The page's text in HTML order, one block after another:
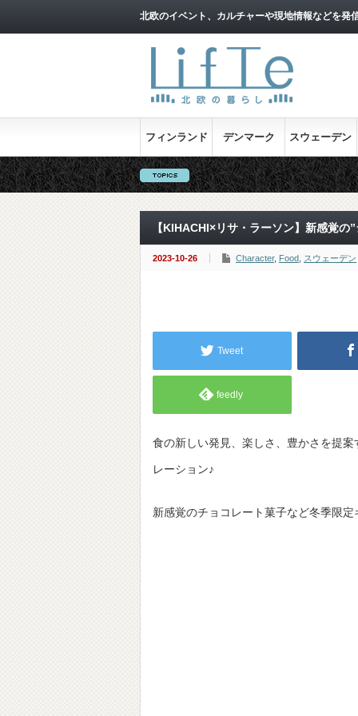
北欧のイベント、カルチャーや現地情報などを発
フィンランド デンマーク スウェーデン
【KIHACHI×リサ・ラーソン】新感覚
2023-10-26 Character, Food スウェーデン
Tweet
feedly
食の新しい発見、楽しさ、豊かさを提
レーション♪
新感覚のチョコレート菓子など冬季限